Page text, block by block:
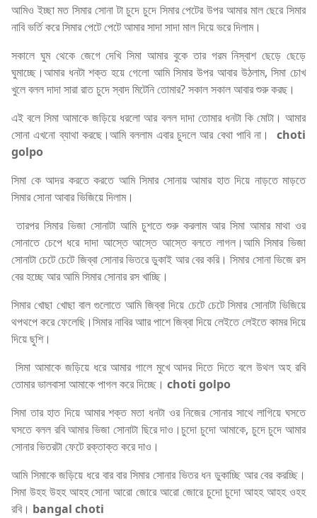
আমিও ইচ্ছা মত সিমার সোনা টা চুদে চুদে সিমার পেটের উপর আমার মাল ছেরে সিমার
নাবি ভর্তি করে সিমার পেটে পেটে আমার সাদা সাদা মাল দিয়ে ভরে দিলাম।
সকালে ঘুম থেকে জেগে দেখি সিমা আমার বুকে তার গরম নিস্বাশ ছেড়ে ছেড়ে
ঘুমাচ্ছে।আমার ধনটা শক্ত হয়ে গেলো আমি সিমার উপর আবার উঠলাম, সিমা চোখ
খুলে বলল দাদা সারা রাত চুদে স্বাদ মিটেনি তোমার? সকাল সকাল আবার শুরু করছ।
এই বলে সিমা আমাকে জড়িয়ে ধরলো আর বলল দাদা তোমার ধনটা কি মোটা। আমার
সোনা এখনো ব্যাথা করছে।আমি বললাম এবার চুদলে আর বেথা পাবি না। choti
golpo
সিমা কে আদর করতে করতে আমি সিমার সোনায় আমার হাত দিয়ে নাড়তে মাড়তে
সিমার সোনা আবার ভিজিয়ে দিলাম।
তারপর সিমার ভিজা সোনাটা আমি চুশতে শুরু করলাম আর সিমা আমার মাথা ওর
সোনাতে চেপে ধরে দাদা আস্তে আস্তে আস্তে বলতে লাগল।আমি সিমার ভিজা
সোনাটা চেটে চেটে জিব্বা সোনার ভিতরে ডুকাই আর বের করি। সিমার সোনা ভিজে রস
বের হচ্ছে আর আমি সিমার সোনার রস খাচ্ছি।
সিমার খোছা খোছা বাল গুলোতে আমি জিব্বা দিয়ে চেটে চেটে সিমার সোনাটা ভিজিয়ে
থপথপে করে ফেলেছি।সিমার নাবির আার পাশে জিব্বা দিয়ে লেইতে লেইতে কামর দিয়ে
দিয়ে ছুশি।
সিমা আমাকে জড়িয়ে ধরে আমার গালে মুখে আদর দিতে দিতে বলে উথল অহ রবি
তোমার ভালবাসা আমাকে পাগল করে দিচ্ছে। choti golpo
সিমা তার হাত দিয়ে আমার শক্ত মতা ধনটা ওর নিজের সোনার সাথে লাগিয়ে ঘসতে
ঘসতে বলল রবি আমার ভিজা সোনাটা ছিরে দাও।চুদো চুদো আমাকে, চুদে চুদে আমার
সোনার ভিতরটা ফেটে রক্তাক্ত করে দাও।
আমি সিমাকে জড়িয়ে ধরে বার বার সিমার সোনার ভিতর ধন ডুকাচ্ছি আর বের করচ্ছি।
সিমা উহহ উহহ আহহ সোনা আরো জোরে আরো জোরে চুদো চুদো আহহ আহহ ওহহ
রবি। bangal choti